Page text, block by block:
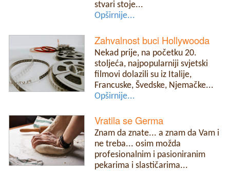
stvari stoje...
Opširnije...
Zahvalnost buci Hollywooda
Nekad prije, na početku 20.
stoljeća, najpopularniji svjetski
filmovi dolazili su iz Italije,
Francuske, Švedske, Njemačke...
Opširnije...
Vratila se Germa
Znam da znate... a znam da Vam i
ne treba... osim možda
profesionalnim i pasioniranim
pekarima i slastičarima...